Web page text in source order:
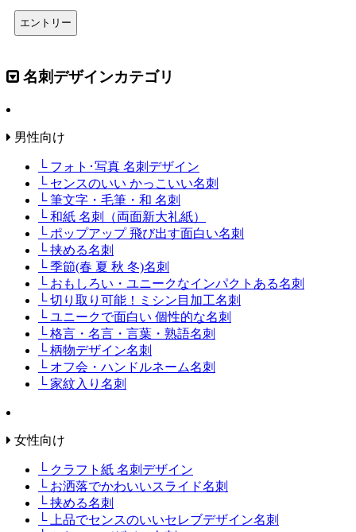
名刺デザインカテゴリ
男性向け
└ フォト･写真 名刺デザイン
└ センスのいい かっこいい名刺
└ 筆文字・毛筆・和 名刺
└ 和紙 名刺（両面新大礼紙）
└ ポップアップ 飛び出す面白い名刺
└ 挟める名刺
└ 季節(春 夏 秋 冬)名刺
└ おもしろい・ユニークなインパクトある名刺
└ 切り取り可能！ミシン目加工名刺
└ ユニークで面白い 個性的な名刺
└ 格言・名言・言葉・熟語名刺
└ 柄物デザイン名刺
└ オフ会・ハンドルネーム名刺
└ 家紋入り名刺
女性向け
└ クラフト紙 名刺デザイン
└ お洒落でかわいいスライド名刺
└ 挟める名刺
└ 上品でセンスのいいセレブデザイン名刺